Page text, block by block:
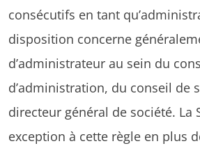
consécutifs en tant
disposition concerne
d’administrateur au sein du
d’administration, du conseil de
directeur général de société. La
exception à cette règle en plus